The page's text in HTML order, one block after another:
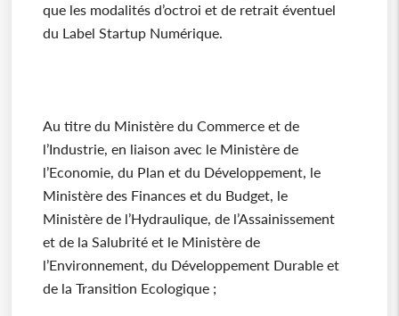
que les modalités d’octroi et de retrait éventuel
du Label Startup Numérique.
Au titre du Ministère du Commerce et de
l’Industrie, en liaison avec le Ministère de
l’Economie, du Plan et du Développement, le
Ministère des Finances et du Budget, le
Ministère de l’Hydraulique, de l’Assainissement
et de la Salubrité et le Ministère de
l’Environnement, du Développement Durable et
de la Transition Ecologique ;